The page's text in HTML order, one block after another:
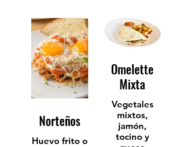
Norteños
Huevo frito o
Omelette
Mixta
Vegetales
mixtos,
jamón,
tocino y